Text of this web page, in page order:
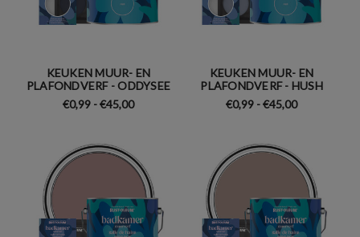
KEUKEN MUUR- EN
PLAFONDVERF - ODDYSEE
€0,99 - €45,00
KEUKEN MUUR- EN
PLAFONDVERF - HUSH
€0,99 - €45,00